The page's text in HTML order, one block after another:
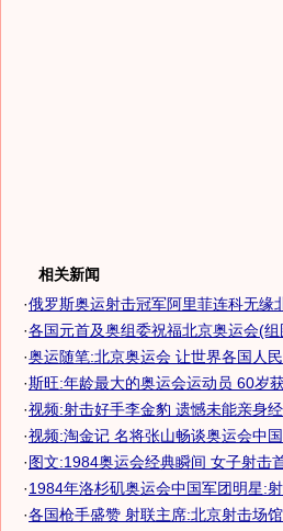
相关新闻
·俄罗斯奥运射击冠军阿里菲连科无缘
·各国元首及奥组委祝福北京奥运会(组
·奥运随笔:北京奥运会 让世界各国人
·斯旺:年龄最大的奥运会运动员 60岁
·视频:射击好手李金豹 遗憾未能亲身
·视频:淘金记 名将张山畅谈奥运会中
·图文:1984奥运会经典瞬间 女子射击
·1984年洛杉矶奥运会中国军团明星:
·各国枪手盛赞 射联主席:北京射击场